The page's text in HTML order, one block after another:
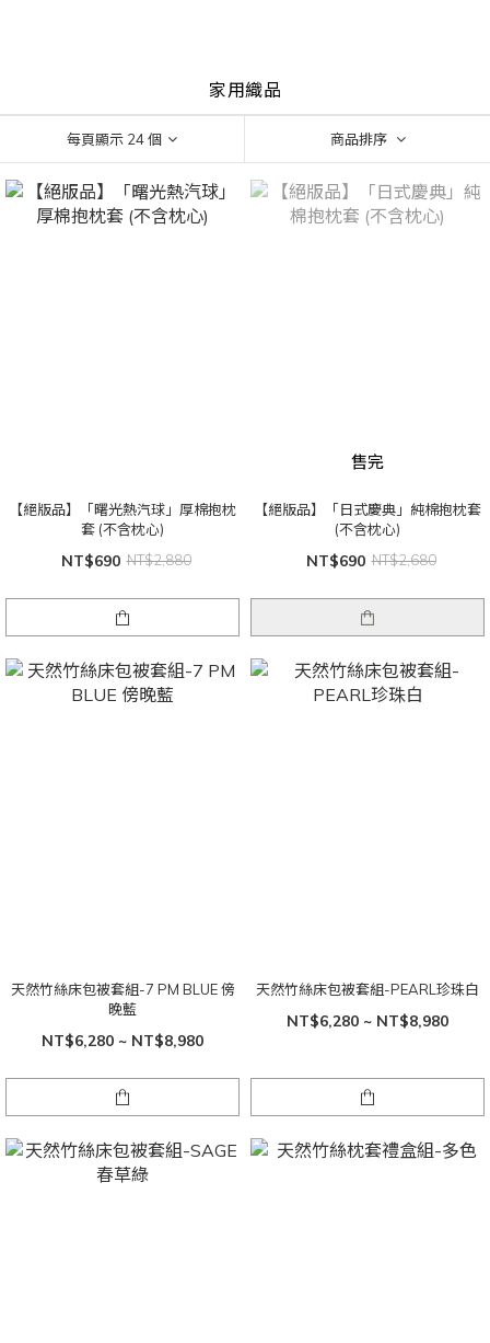
家用織品
每頁顯示 24 個 商品排序
【絕版品】「曙光熱汽球」厚棉抱枕
套 (不含枕心)
NT$690 NT$2,880
售完
【絕版品】「日式慶典」純棉抱枕套
(不含枕心)
NT$690 NT$2,680
天然竹絲床包被套組-7 PM BLUE 傍
晚藍
NT$6,280 ~ NT$8,980
天然竹絲床包被套組-PEARL珍珠白
NT$6,280 ~ NT$8,980